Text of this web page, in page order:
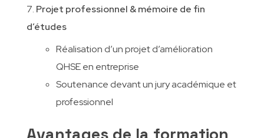
Projet professionnel & mémoire de fin
d’études
Réalisation d’un projet d’amélioration
QHSE en entreprise
Soutenance devant un jury académique et
professionnel